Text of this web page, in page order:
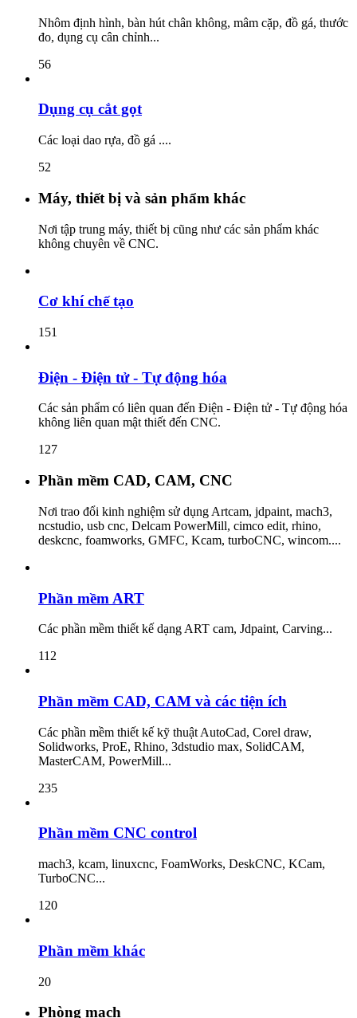
Nhôm định hình, bàn hút chân không, mâm cặp, đồ gá, thước
đo, dụng cụ cân chỉnh...
56
Dụng cụ cắt gọt
Các loại dao rựa, đồ gá ....
52
Máy, thiết bị và sản phẩm khác
Nơi tập trung máy, thiết bị cũng như các sản phẩm khác
không chuyên về CNC.
Cơ khí chế tạo
151
Điện - Điện tử - Tự động hóa
Các sản phẩm có liên quan đến Điện - Điện tử - Tự động hóa
không liên quan mật thiết đến CNC.
127
Phần mềm CAD, CAM, CNC
Nơi trao đổi kinh nghiệm sử dụng Artcam, jdpaint, mach3,
ncstudio, usb cnc, Delcam PowerMill, cimco edit, rhino,
deskcnc, foamworks, GMFC, Kcam, turboCNC, wincom....
Phần mềm ART
Các phần mềm thiết kế dạng ART cam, Jdpaint, Carving...
112
Phần mềm CAD, CAM và các tiện ích
Các phần mềm thiết kế kỹ thuật AutoCad, Corel draw,
Solidworks, ProE, Rhino, 3dstudio max, SolidCAM,
MasterCAM, PowerMill...
235
Phần mềm CNC control
mach3, kcam, linuxcnc, FoamWorks, DeskCNC, KCam,
TurboCNC...
120
Phần mềm khác
20
Phòng mạch